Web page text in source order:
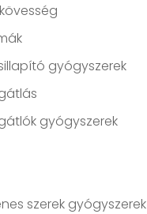
gyógyszerek
gyógyszerek
szerek gyógyszerek